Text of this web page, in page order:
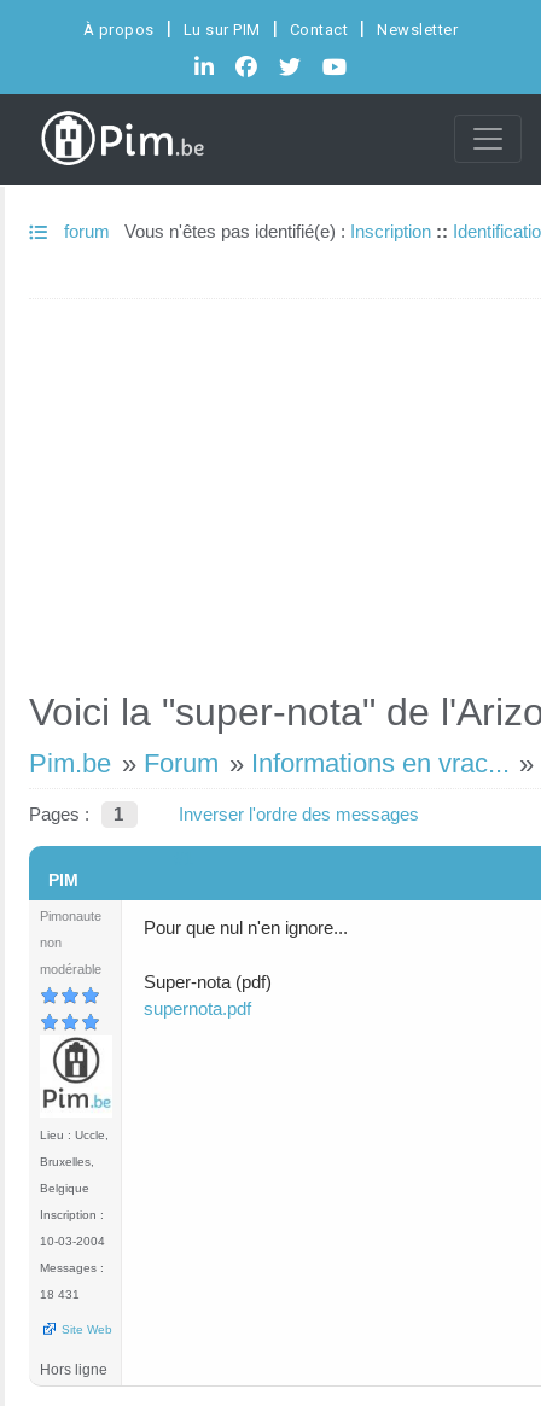
À propos Lu sur PIM Contact Newsletter
forum Vous n'êtes pas identifié(e) : Inscription ::
Voici la "super-nota" de
Pim.be » Forum » Informations en vrac... »
Pages : 1 Inverser l'ordre des messages
PIM
Pimonaute
non
modérable
Lieu : Uccle,
Bruxelles,
Belgique
Inscription :
10-03-2004
Messages :
18 431
Site Web
Pour que nul n'en ignore...
Super-nota (pdf)
supernota.pdf
Hors ligne